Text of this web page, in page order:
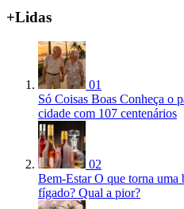
+Lidas
01
Só Coisas Boas Conheça o
cidade com 107 centenários
02
Bem-Estar O que torna uma
fígado? Qual a pior?